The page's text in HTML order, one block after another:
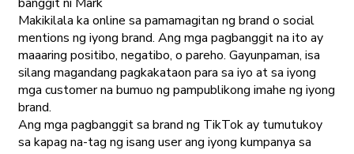
Makikilala ka online sa pamamagitan ng brand o social
mentions ng iyong brand. Ang mga pagbanggit na ito ay
maaaring positibo, negatibo, o pareho. Gayunpaman, isa
silang magandang pagkakataon para sa iyo at sa iyong
mga customer na bumuo ng pampublikong imahe ng iyong
brand.
Ang mga pagbanggit sa brand ng TikTok ay tumutukoy
sa kapag na-tag ng isang user ang iyong kumpanya sa